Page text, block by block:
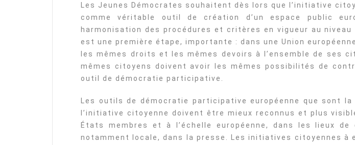
Les Jeunes Démocrates souhaitent dès lors que l’initiative
comme véritable outil de création d’un espace public
harmonisation des procédures et critères en vigueur au niveau
est une première étape, importante : dans une Union
les mêmes droits et les mêmes devoirs à l’ensemble de ses
mêmes citoyens doivent avoir les mêmes possibilités de
outil de démocratie participative.
Les outils de démocratie participative européenne que sont
l’initiative citoyenne doivent être mieux reconnus et plus
États membres et à l’échelle européenne, dans les lieux de
notamment locale, dans la presse. Les initiatives citoyennes à